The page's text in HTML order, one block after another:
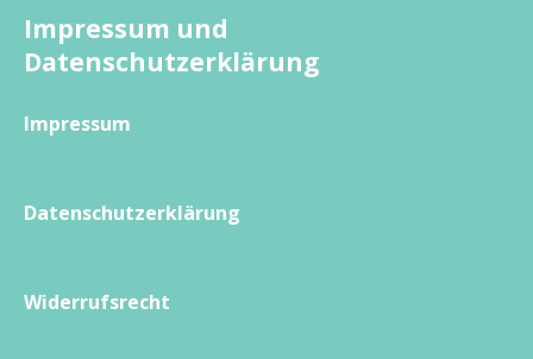
Impressum und
Datenschutzerklärung
Impressum
Datenschutzerklärung
Widerrufsrecht